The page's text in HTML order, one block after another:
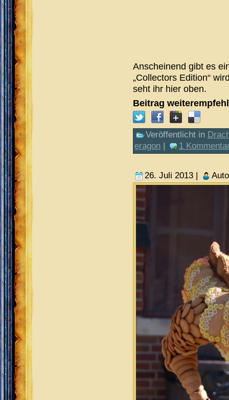
Anscheinend gibt es
„Collectors Edition“
seht ihr hier oben.
Beitrag
Veröffentlicht in
eragon
1
26. Juli 2013 |